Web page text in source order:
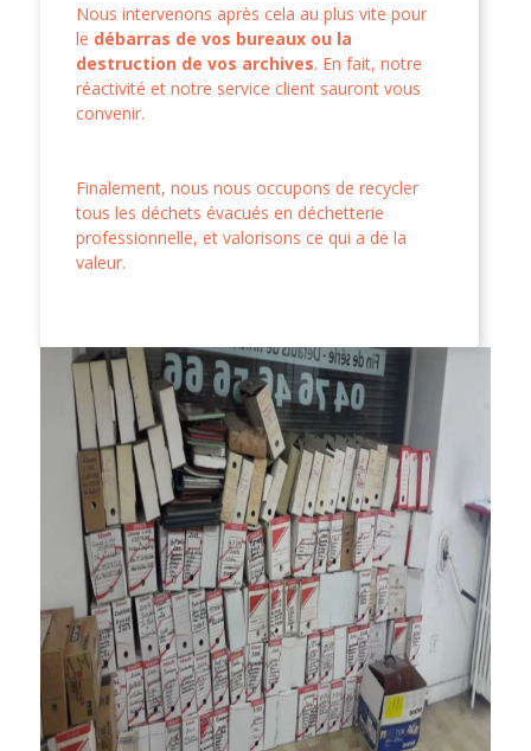
Nous intervenons après cela au plus vite pour
le débarras de vos bureaux ou la
destruction de vos archives. En fait, notre
réactivité et notre service client sauront vous
convenir.
Finalement, nous nous occupons de recycler
tous les déchets évacués en déchetterie
professionnelle, et valorisons ce qui a de la
valeur.